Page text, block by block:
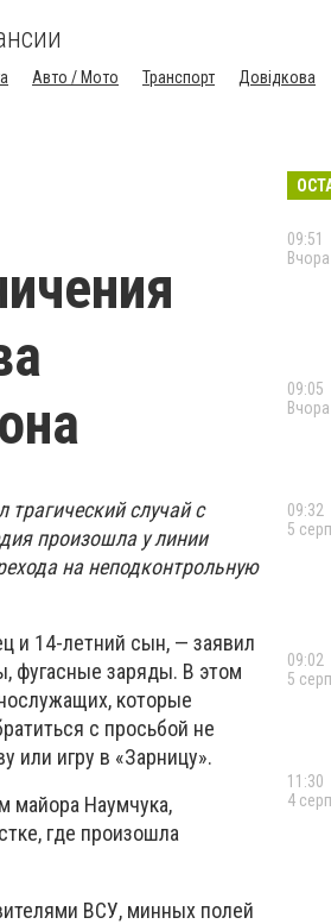
Авто / Мото Транспорт Довідкова
случай с
произошла у линии
на неподконтрольную
и 14-летний сын, — заявил
фугасные заряды. В этом
которые
с просьбой не
или игру в «Зарницу».
майора Наумчука,
где произошла
ВСУ, минных полей
09:51
Вчора
09:05
Вчора
09:32
5
09:02
5
11:30
4